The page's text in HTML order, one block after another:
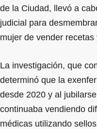
de la Ciudad, llevó a
judicial para
mujer de vender
La investigación, que
determinó que la
desde 2020 y al
continuaba vendiendo
médicas utilizando